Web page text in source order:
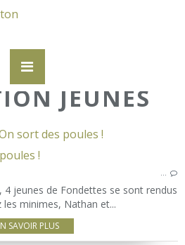
JEUNES
sort des poules !
…
4 jeunes de Fondettes se sont rendus
les minimes, Nathan et...
SAVOIR PLUS